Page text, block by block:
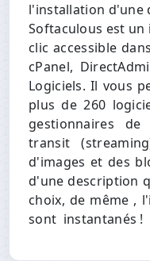
l'installation d'une
Softaculous est
clic accessible
cPanel,
Logiciels. Il vous
plus de 260
gestionnaires
transit
d'images et des
d'une description
choix, de même ,
sont instantanés !